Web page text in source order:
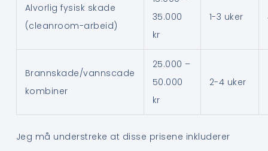
Alvorlig fysisk skade
(cleanroom-arbeid)
35.000
kr
1-3 uker
Brannskade/vannscade
kombiner
25.000 –
50.000
kr
2-4 uker
Jeg må understreke at disse prisene inkluderer